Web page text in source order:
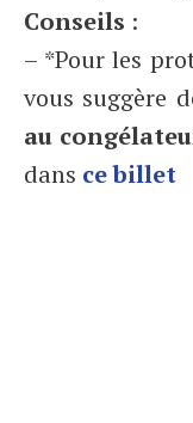
Conseils :
– *Pour les
vous suggère
au
dans ce billet